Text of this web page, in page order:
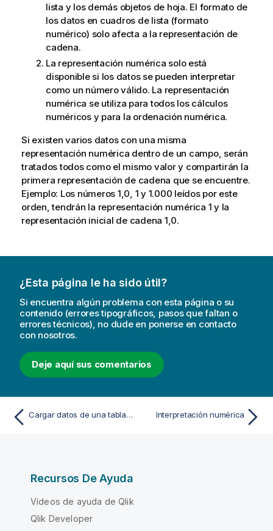
lista y los demás objetos de hoja. El formato de
los datos en cuadros de lista (formato
numérico) solo afecta a la representación de
cadena.
La representación numérica solo está
disponible si los datos se pueden interpretar
como un número válido. La representación
numérica se utiliza para todos los cálculos
numéricos y para la ordenación numérica.
Si existen varios datos con una misma
representación numérica dentro de un campo, serán
tratados todos como el mismo valor y compartirán la
primera representación de cadena que se encuentre.
Ejemplo: Los números 1,0, 1 y 1.000 leídos por este
orden, tendrán la representación numérica 1 y la
representación inicial de cadena 1,0.
¿Esta página le ha sido útil?
Si encuentra algún problema con esta página o su
contenido (errores tipográficos, pasos que faltan o
errores técnicos), no dude en ponerse en contacto
con nosotros.
Deje aquí sus comentarios
Cargar datos de una tabla previamente cargada Interpretación numérica
Recursos De Ayuda
Vídeos de ayuda de Qlik
Qlik Developer